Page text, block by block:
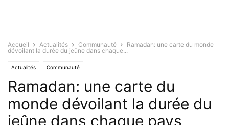
Accueil Actualités Communauté
Ramadan: une carte du monde
dévoilant la durée du jeûne dans chaque...
Actualités Communauté
Ramadan: une carte du
monde dévoilant la durée du
jeûne dans chaque pays